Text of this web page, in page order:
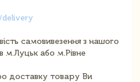
самовивезення з нашого
м.Луцьк або м.Рівне
доставку товару Ви